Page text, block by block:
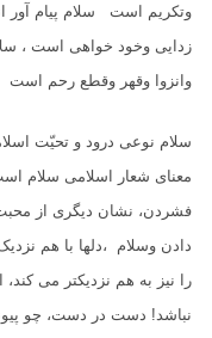
وتکریم است سلام پیام
زدایی وخود خواهی است ،
وانزوا وقهر وقطع رحم است .
سلام نوعی درود و تحیّت
معنای شعار اسلامی سلام
فشردن، نشان دیگری از
دادن وسلام ،دلها با هم
را نیز به هم نزدیكتر می
نباشد! دست در دست، چو